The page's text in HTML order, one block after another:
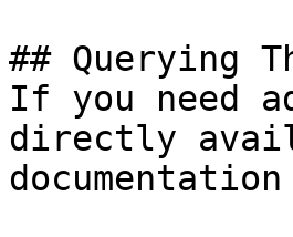
## Querying
If you need
directly